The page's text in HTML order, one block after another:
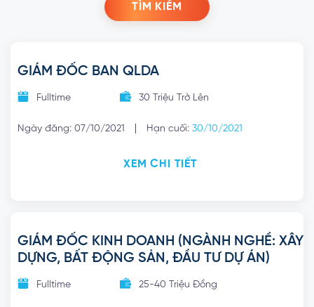
TÌM KIẾM
GIÁM ĐỐC BAN QLDA
Fulltime 30 Triệu Trở Lên
Ngày đăng: 07/10/2021 | Hạn cuối: 30/10/2021
XEM CHI TIẾT
GIÁM ĐỐC KINH DOANH (NGÀNH NGHỀ: XÂY
DỰNG, BẤT ĐỘNG SẢN, ĐẦU TƯ DỰ ÁN)
Fulltime 25-40 Triệu Đồng